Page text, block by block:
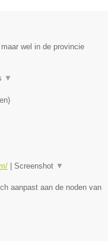
wel in de provincie
▼
)
Screenshot ▼
aanpast aan de noden van